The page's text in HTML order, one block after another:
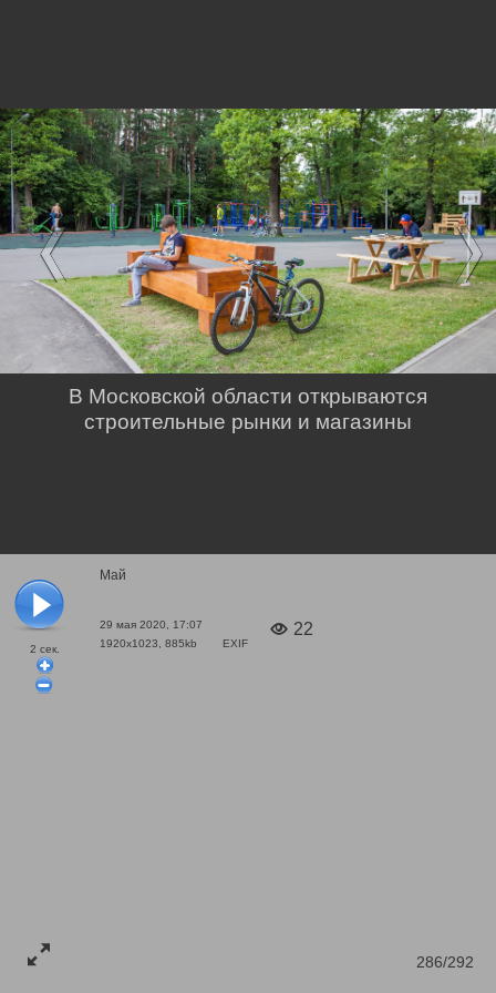
2 сек.
Май
29 мая 2020, 17:07
1920x1023, 885kb
EXIF
22
286/292
В Московской области открываются
строительные рынки и магазины